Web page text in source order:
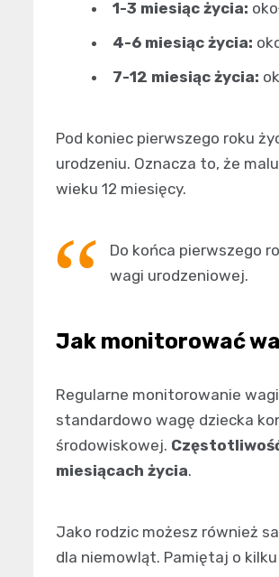
1-3 miesiąc życia:
4-6 miesiąc życia:
7-12 miesiąc życia:
Pod koniec pierwszego roku
urodzeniu. Oznacza to, że
wieku 12 miesięcy.
Do końca pierwszego
wagi urodzeniowej.
Jak monitorować
Regularne monitorowanie
standardowo wagę dziecka
środowiskowej.
miesiącach życia.
Jako rodzic możesz również
dla niemowląt. Pamiętaj o